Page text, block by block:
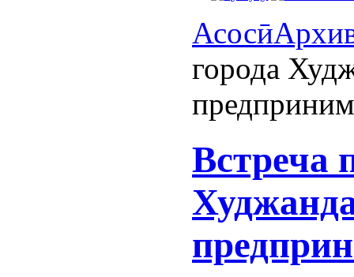
Асосӣ
города
Встреча